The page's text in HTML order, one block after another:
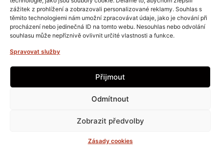
zážitek z prohlížení a zobrazovali personalizované reklamy. Souhlas s
těmito technologiemi nám umožní zpracovávat údaje, jako je chování při
procházení nebo jedinečná ID na tomto webu. Nesouhlas nebo odvolání
souhlasu může nepříznivě ovlivnit určité vlastnosti a funkce.
Spravovat služby
Přijmout
Odmítnout
Zobrazit předvolby
Zásady cookies
Podmínky a pravidla
Vytvořilo